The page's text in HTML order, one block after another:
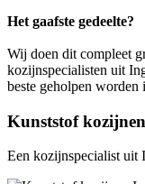
Het gaafste gedeelte?
Wij doen dit compleet
kozijnspecialisten uit
beste geholpen worden
Kunststof
Een kozijnspecialist uit